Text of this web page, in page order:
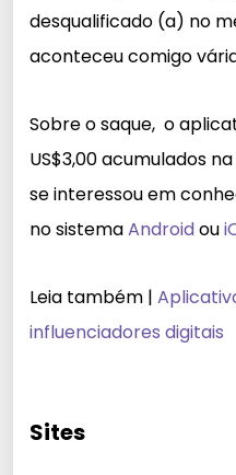
desqualificado (a) no
aconteceu comigo
Sobre o saque, o
US$3,00 acumulados
se interessou em
no sistemaAndroidou
Leia também |
influenciadores digitais
Sites